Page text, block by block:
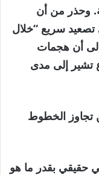
وحذر من أن
تصعيد سريع “خلال
إلى أن هجمات
تشير إلى مدى
تجاوز الخطوط
حقيقي بقدر ما هو